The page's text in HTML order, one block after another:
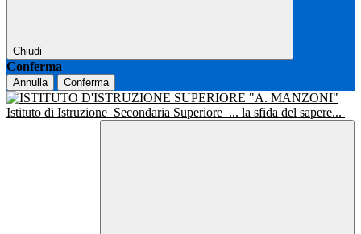
Chiudi
Conferma
Annulla Conferma
Istituto di Istruzione Secondaria Superiore ... la sfida del sapere...